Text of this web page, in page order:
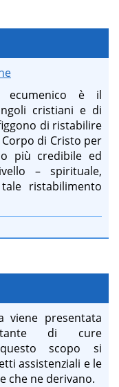
ecumenico è il
cristiani e di
di ristabilire
Corpo di Cristo per
più credibile ed
– spirituale,
ristabilimento
viene presentata
di cure
scopo si
assistenziali e le
che ne derivano.